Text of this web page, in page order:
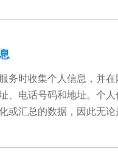
务时收集个人信息，并
、电话号码和地址。个
或汇总的数据，因此无